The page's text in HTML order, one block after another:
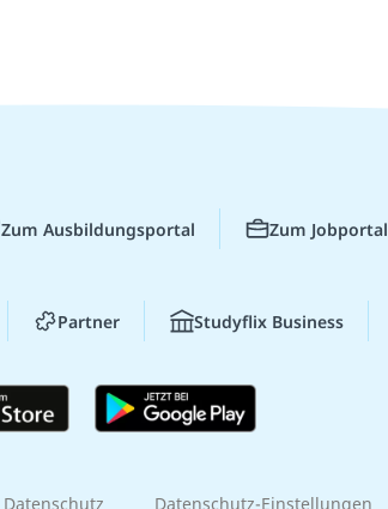
Zum Ausbildungsportal Zum Jobportal
Partner Studyflix Business
Datenschutz Datenschutz-Einstellungen